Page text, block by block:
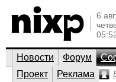
6
Новости Форум
Проект
Реклама